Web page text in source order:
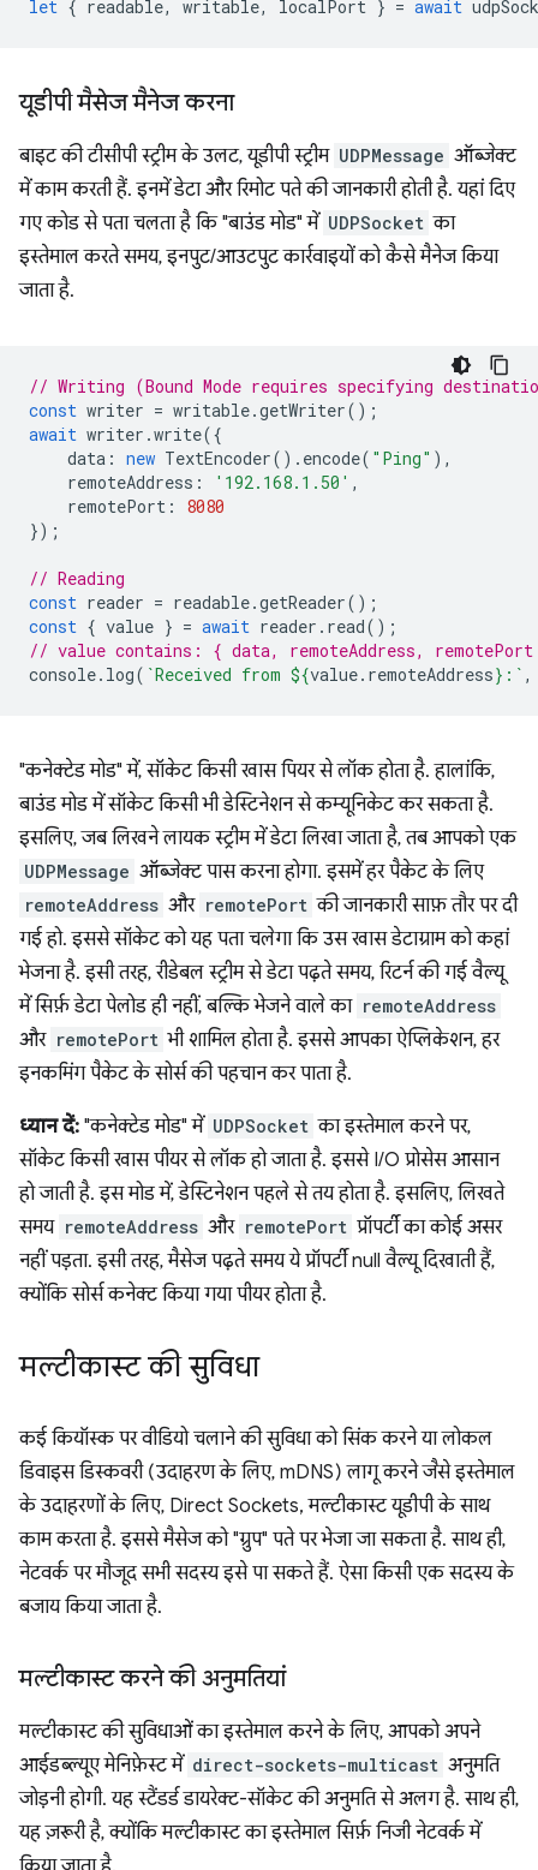
let { readable, writable, localPort } = await
यूडीपी मैसेज मैनेज करना
बाइट की टीसीपी स्ट्रीम के उलट, यूडीपी स्ट्रीम UDPMessage ऑब्जेक्ट
में काम करती हैं. इनमें डेटा और रिमोट पते की जानकारी होती है. यहां दिए
गए कोड से पता चलता है कि "बाउंड मोड" में UDPSocket का
इस्तेमाल करते समय, इनपुट/आउटपुट कार्रवाइयों को कैसे मैनेज किया
जाता है.
// Writing (Bound Mode requires specifying
const writer = writable.getWriter();
await writer .write({
data : new TextEncoder(). encode( "Ping" ),
remoteAddress : '192.168.1.50' ,
remotePort :
8080
});
// Reading
const reader = readable.getReader();
const { value } = await reader . read();
// value contains: { data, remoteAddress,
console. log( `Received from ${value. remoteAddress} :` ,
"कनेक्टेड मोड" में, सॉकेट किसी खास पियर से लॉक होता है. हालांकि,
बाउंड मोड में सॉकेट किसी भी डेस्टिनेशन से कम्यूनिकेट कर सकता है.
इसलिए, जब लिखने लायक स्ट्रीम में डेटा लिखा जाता है, तब आपको एक
UDPMessage ऑब्जेक्ट पास करना होगा. इसमें हर पैकेट के लिए
remoteAddress और remotePort की जानकारी साफ़ तौर पर दी
गई हो. इससे सॉकेट को यह पता चलेगा कि उस खास डेटाग्राम को कहां
भेजना है. इसी तरह, रीडेबल स्ट्रीम से डेटा पढ़ते समय, रिटर्न की गई वैल्यू
में सिर्फ़ डेटा पेलोड ही नहीं, बल्कि भेजने वाले का remoteAddress
और remotePort भी शामिल होता है. इससे आपका ऐप्लिकेशन, हर
इनकमिंग पैकेट के सोर्स की पहचान कर पाता है.
ध्यान दें: "कनेक्टेड मोड" में UDPSocket का इस्तेमाल करने पर,
सॉकेट किसी खास पीयर से लॉक हो जाता है. इससे I/O प्रोसेस आसान
हो जाती है. इस मोड में, डेस्टिनेशन पहले से तय होता है. इसलिए, लिखते
समय remoteAddress और remotePort प्रॉपर्टी का कोई असर
नहीं पड़ता. इसी तरह, मैसेज पढ़ते समय ये प्रॉपर्टी null वैल्यू दिखाती हैं,
क्योंकि सोर्स कनेक्ट किया गया पीयर होता है.
मल्टीकास्ट की सुविधा
कई कियॉस्क पर वीडियो चलाने की सुविधा को सिंक करने या लोकल
डिवाइस डिस्कवरी (उदाहरण के लिए, mDNS) लागू करने जैसे इस्तेमाल
के उदाहरणों के लिए, Direct Sockets, मल्टीकास्ट यूडीपी के साथ
काम करता है. इससे मैसेज को "ग्रुप" पते पर भेजा जा सकता है. साथ ही,
नेटवर्क पर मौजूद सभी सदस्य इसे पा सकते हैं. ऐसा किसी एक सदस्य के
बजाय किया जाता है.
मल्टीकास्ट करने की अनुमतियां
मल्टीकास्ट की सुविधाओं का इस्तेमाल करने के लिए, आपको अपने
आईडब्ल्यूए मेनिफ़ेस्ट में direct-sockets-multicast अनुमति
जोड़नी होगी. यह स्टैंडर्ड डायरेक्ट-सॉकेट की अनुमति से अलग है. साथ ही,
यह ज़रूरी है, क्योंकि मल्टीकास्ट का इस्तेमाल सिर्फ़ निजी नेटवर्क में